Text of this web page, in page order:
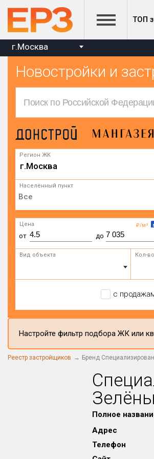
ТОП
г.Москва
Новостройки и
Регион ЖК
г.Москва
Населённый пункт
₽/м²
Цена
от до
Вид объекта Кол-
с
Настройте фильтр подбора ЖК или
Реестр застройщиков Бренд
Полное
Адрес
Телефон